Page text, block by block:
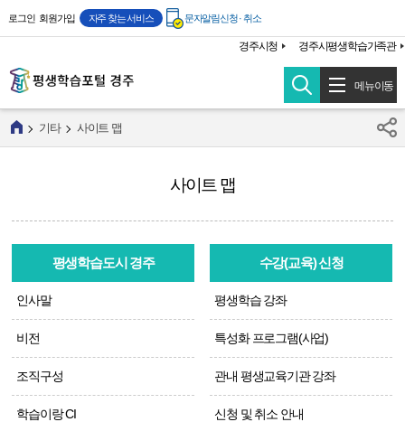
본문 바로가기
주메뉴 바로가기
경주시청 경주시평생학습가족관
로그인 회원가입 자주 찾는 서비스 문자알림신청 · 취소
메뉴이동
사이트 맵
기타 사이트 맵
평생학습도시 경주
인사말
비전
조직구성
학습이랑 CI
수강(교육) 신청
평생학습 강좌
특성화 프로그램(사업)
관내 평생교육기관 강좌
신청 및 취소 안내